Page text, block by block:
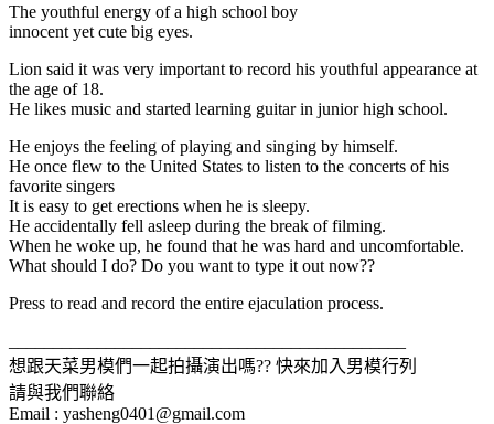
The youthful energy of a high school boy
innocent yet cute big eyes.
Lion said it was very important to record his youthful appearance at
the age of 18.
He likes music and started learning guitar in junior high school.
He enjoys the feeling of playing and singing by himself.
He once flew to the United States to listen to the concerts of his
favorite singers
It is easy to get erections when he is sleepy.
He accidentally fell asleep during the break of filming.
When he woke up, he found that he was hard and uncomfortable.
What should I do? Do you want to type it out now??
Press to read and record the entire ejaculation process.
想跟天菜男模們一起拍攝演出嗎?? 快來加入男模行列
請與我們聯絡
Email : yasheng0401@gmail.com